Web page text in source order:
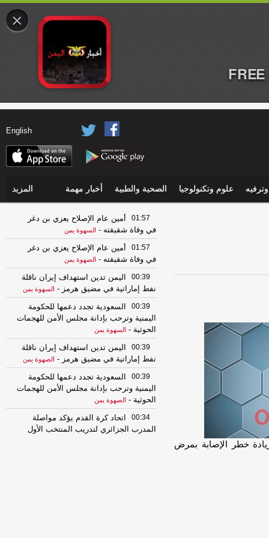
English
علوم وتكنولوجيا الصحية والطبية أخبار مهمة المزيد
خطر الإصابة بمرض
01:57
أمين عام الإصلاح يعزي بن دغر
في وفاة شقيقته - السهوة يمن
01:57
أمين عام الإصلاح يعزي بن دغر
في وفاة شقيقته - الصهوة يمن
00:39
اليمن تدين استهداف إيران ناقلة
نفط إماراتية في مضيق هرمز - السهوة يمن
00:39
السعودية تجدد دعمها للحكومة
اليمنية وترحب بإدانة مجلس الأمن للهجمات
الحوثية - السهوة يمن
00:39
اليمن تدين استهداف إيران ناقلة
نفط إماراتية في مضيق هرمز - الصهوة يمن
00:39
السعودية تجدد دعمها للحكومة
اليمنية وترحب بإدانة مجلس الأمن للهجمات
الحوثية - الصهوة يمن
00:34
اتحاد كرة القدم يؤكد مواصلة
المدرب الجزائري لتدريب المنتخب الأول
×